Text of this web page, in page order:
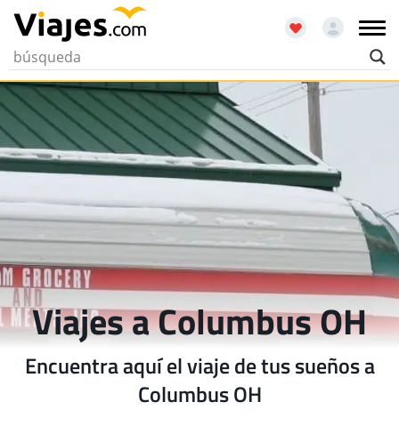
Viajes a Columbus OH
Encuentra aquí el viaje de tus sueños a
Columbus OH